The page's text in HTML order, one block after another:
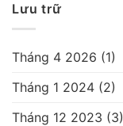
Lưu trữ
Tháng 4 2026 (1)
Tháng 1 2024 (2)
Tháng 12 2023 (3)